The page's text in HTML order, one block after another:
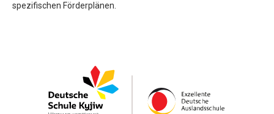
spezifischen Förderplänen.